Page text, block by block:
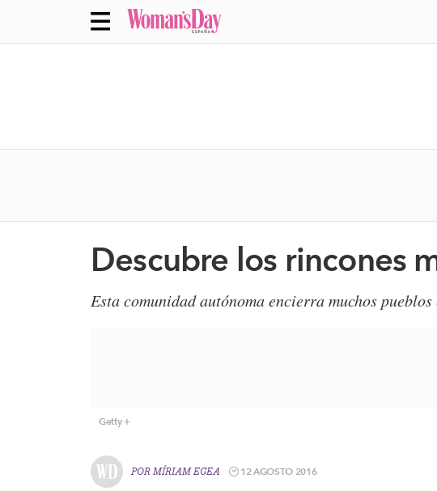
Descubre los rincones
​Esta comunidad autónoma encierra muchos
Getty
POR MÍRIAM EGEA 12 AGOSTO 2016